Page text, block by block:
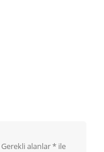
Gerekli alanlar* ile